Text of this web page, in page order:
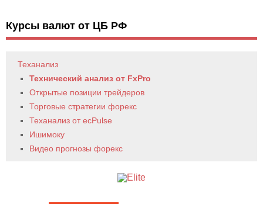
Курсы валют от ЦБ РФ
Теханализ
Технический анализ от FxPro
Открытые позиции трейдеров
Торговые стратегии форекс
Теханализ от ecPulse
Ишимоку
Видео прогнозы форекс